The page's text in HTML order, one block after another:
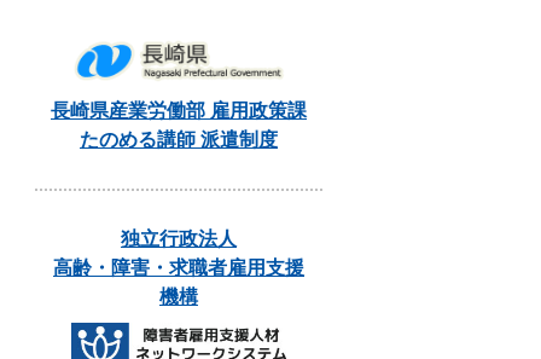
長崎県産業労働部 雇用政策課
たのめる講師 派遣制度
独立行政法人
高齢・障害・求職者雇用支援
機構